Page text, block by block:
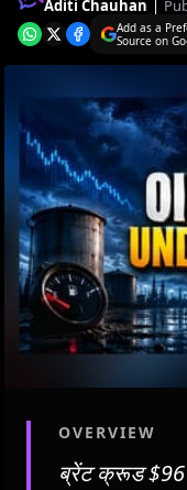
Aditi Chauhan |
Add as a
Source on
OVERVIEW
ब्रेंट क्रूड $96